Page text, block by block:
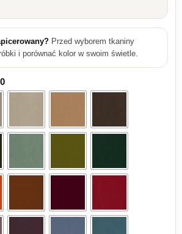
Przed wyborem tkaniny
i porównać kolor w swoim świetle.